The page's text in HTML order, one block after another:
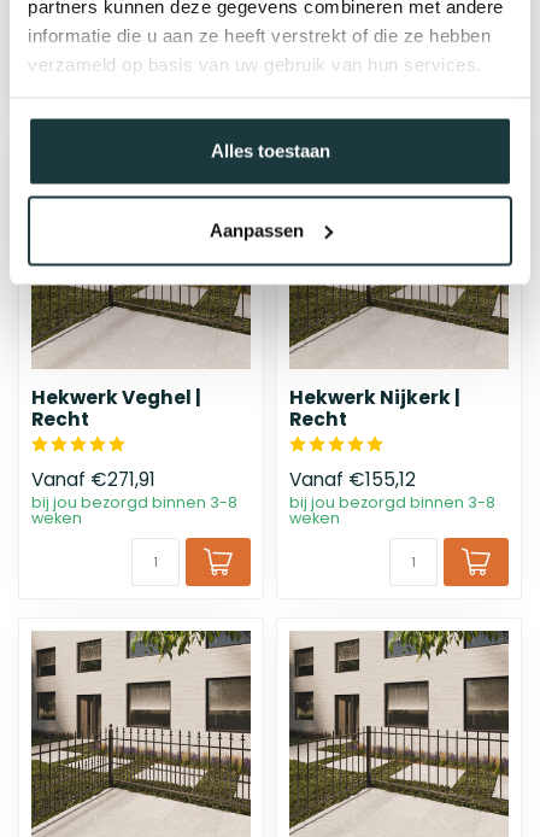
partners kunnen deze gegevens combineren met andere
informatie die u aan ze heeft verstrekt of die ze hebben
verzameld op basis van uw gebruik van hun services.
Alles toestaan
Aanpassen
bij jou bezorgd binnen 4-8
weken* weken
Hekwerk Veghel |
Recht
Vanaf €271,91
bij jou bezorgd binnen 3-8
weken
Hekwerk Nijkerk |
Recht
Vanaf €155,12
bij jou bezorgd binnen 3-8
weken